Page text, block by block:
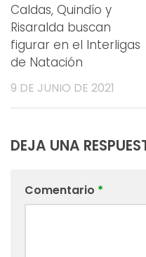
Caldas, Quindío y
Risaralda buscan
figurar en el Interligas
de Natación
9 DE JUNIO DE 2021
DEJA UNA
Comentario *